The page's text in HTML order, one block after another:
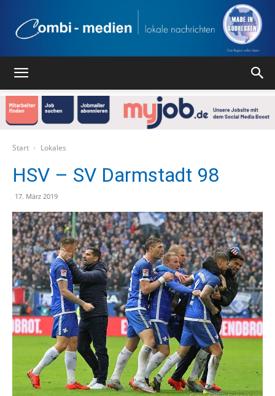
Start Lokales
HSV – SV Darmstadt 98
17. März 2019